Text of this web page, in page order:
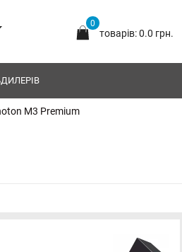
0
товарів: 0.0 грн.
M3 Premium